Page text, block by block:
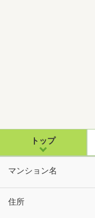
トップ
マンション名
住所